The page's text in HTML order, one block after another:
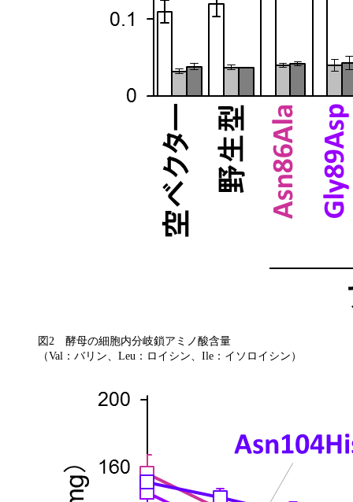
図2 酵母の細胞内分岐鎖アミノ酸含量
（Val：バリン、Leu：ロイシン、Ile：イソロイシン）